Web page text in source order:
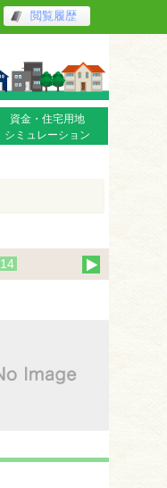
閲覧履歴
資金・住宅用地
シミュレーション
14